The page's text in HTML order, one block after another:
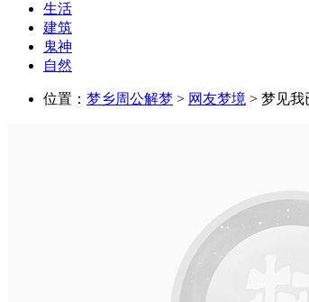
生活
建筑
鬼神
自然
位置： 梦乡周公解梦 > 网友梦境 > 梦见我